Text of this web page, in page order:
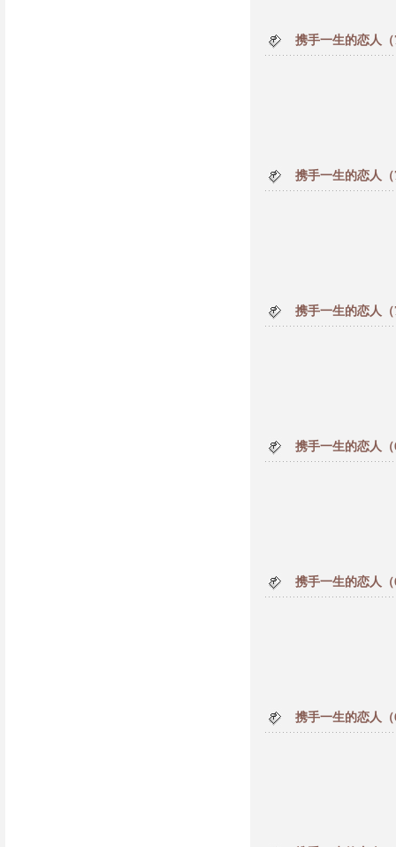
携手一生的恋人（
携手一生的恋人（
携手一生的恋人（
携手一生的恋人（
携手一生的恋人（
携手一生的恋人（